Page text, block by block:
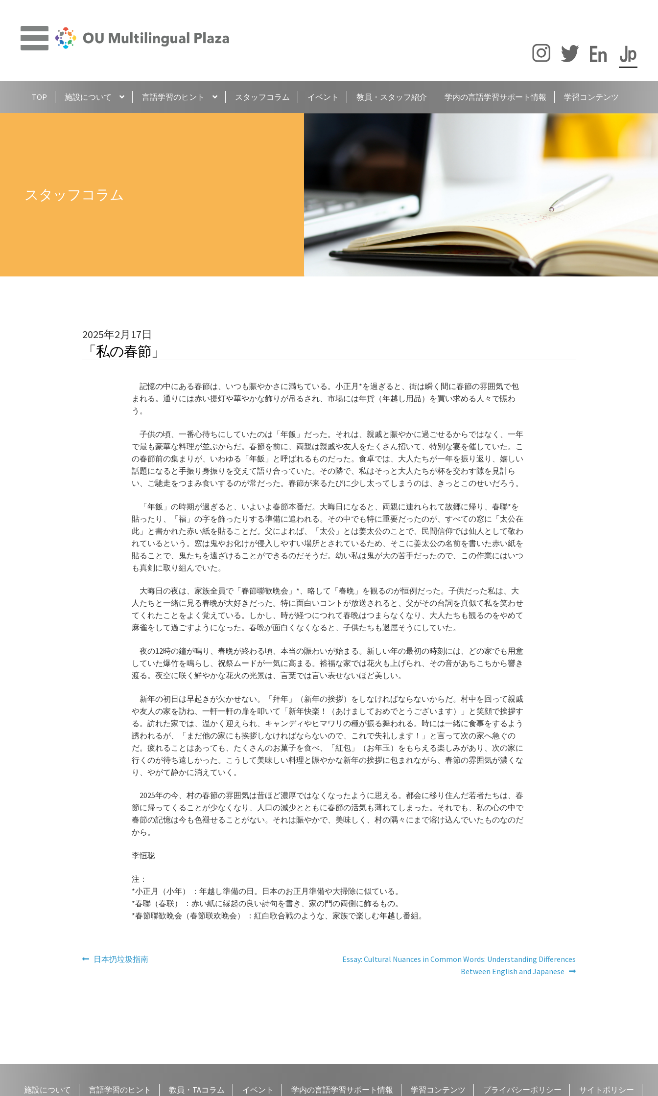
ナ
ビ
ゲ
へ
コ
ン
テ
キ
TOP 施設について 言語学習のヒント スタッフコラム イベント 教員・スタッフ紹介 学内の言語学習サポート情報 学習コンテンツ
スタッフコラム
2025年2月17日
「私の春節」
記憶の中にある春節は、いつも賑やかさに満ちている。小正月*を過ぎると、街は瞬く間に春節の雰囲気で包
まれる。通りには赤い提灯や華やかな飾りが吊るされ、市場には年貨（年越し用品）を買い求める人々で賑わ
う。
子供の頃、一番心待ちにしていたのは「年飯」だった。それは、親戚と賑やかに過ごせるからではなく、一年
で最も豪華な料理が並ぶからだ。春節を前に、両親は親戚や友人をたくさん招いて、特別な宴を催していた。こ
の春節前の集まりが、いわゆる「年飯」と呼ばれるものだった。食卓では、大人たちが一年を振り返り、嬉しい
話題になると手振り身振りを交えて語り合っていた。その隣で、私はそっと大人たちが杯を交わす隙を見計ら
い、ご馳走をつまみ食いするのが常だった。春節が来るたびに少し太ってしまうのは、きっとこのせいだろう。
「年飯」の時期が過ぎると、いよいよ春節本番だ。大晦日になると、両親に連れられて故郷に帰り、春聯*を
貼ったり、「福」の字を飾ったりする準備に追われる。その中でも特に重要だったのが、すべての窓に「太公在
此」と書かれた赤い紙を貼ることだ。父によれば、「太公」とは姜太公のことで、民間信仰では仙人として敬わ
れているという。窓は鬼やお化けが侵入しやすい場所とされているため、そこに姜太公の名前を書いた赤い紙を
貼ることで、鬼たちを遠ざけることができるのだそうだ。幼い私は鬼が大の苦手だったので、この作業にはいつ
も真剣に取り組んでいた。
大晦日の夜は、家族全員で「春節聯歓晩会」*、略して「春晩」を観るのが恒例だった。子供だった私は、大
人たちと一緒に見る春晩が大好きだった。特に面白いコントが放送されると、父がその台詞を真似て私を笑わせ
てくれたことをよく覚えている。しかし、時が経つにつれて春晩はつまらなくなり、大人たちも観るのをやめて
麻雀をして過ごすようになった。春晩が面白くなくなると、子供たちも退屈そうにしていた。
夜の12時の鐘が鳴り、春晩が終わる頃、本当の賑わいが始まる。新しい年の最初の時刻には、どの家でも用意
していた爆竹を鳴らし、祝祭ムードが一気に高まる。裕福な家では花火も上げられ、その音があちこちから響き
渡る。夜空に咲く鮮やかな花火の光景は、言葉では言い表せないほど美しい。
新年の初日は早起きが欠かせない。「拜年」（新年の挨拶）をしなければならないからだ。村中を回って親戚
や友人の家を訪ね、一軒一軒の扉を叩いて「新年快楽！（あけましておめでとうございます）」と笑顔で挨拶す
る。訪れた家では、温かく迎えられ、キャンディやヒマワリの種が振る舞われる。時には一緒に食事をするよう
誘われるが、「まだ他の家にも挨拶しなければならないので、これで失礼します！」と言って次の家へ急ぐの
だ。疲れることはあっても、たくさんのお菓子を食べ、「紅包」（お年玉）をもらえる楽しみがあり、次の家に
行くのが待ち遠しかった。こうして美味しい料理と賑やかな新年の挨拶に包まれながら、春節の雰囲気が濃くな
り、やがて静かに消えていく。
2025年の今、村の春節の雰囲気は昔ほど濃厚ではなくなったように思える。都会に移り住んだ若者たちは、春
節に帰ってくることが少なくなり、人口の減少とともに春節の活気も薄れてしまった。それでも、私の心の中で
春節の記憶は今も色褪せることがない。それは賑やかで、美味しく、村の隅々にまで溶け込んでいたものなのだ
から。
李恒聡
注：
*小正月（小年） ：年越し準備の日。日本のお正月準備や大掃除に似ている。
*春聯（春联） ：赤い紙に縁起の良い詩句を書き、家の門の両側に飾るもの。
*春節聯歓晩会（春節联欢晚会） ：紅白歌合戦のような、家族で楽しむ年越し番組。
投前
日本扔垃圾指南
次
Essay: Cultural Nuances in Common Words: Understanding Differences
Between English and Japanese
施設について 言語学習のヒント 教員・TAコラム イベント 学内の言語学習サポート情報 学習コンテンツ プライバシーポリシー サイトポリシー